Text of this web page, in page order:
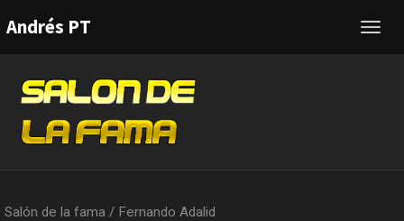
Andrés PT
Salón de la fama / Fernando Adalid